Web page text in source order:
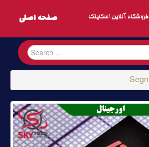
فروشگاه آنلاین اسکایتک